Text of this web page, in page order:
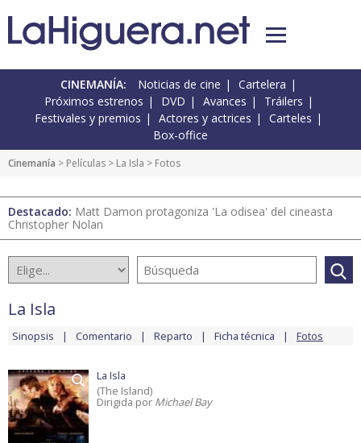
CINEMANÍA: Noticias de cine
Cartelera
Próximos estrenos
DVD Avances
Tráilers
Festivales y premios
Actores y actrices
Carteles
Box-office
Cinemanía > Películas > La Isla > Fotos
Destacado: Matt Damon protagoniza 'La odisea' del cineasta
Christopher Nolan
La Isla
Sinopsis Comentario Reparto Ficha técnica Fotos
La Isla
(The Island)
Dirigida por Michael Bay